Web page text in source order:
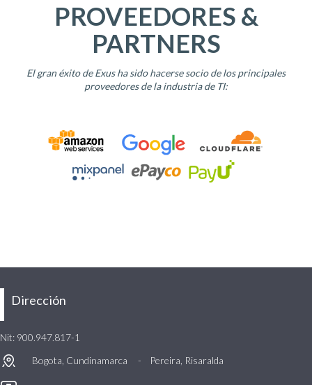
PROVEEDORES &
PARTNERS
El gran éxito de Exus ha sido hacerse socio de los principales
proveedores de la industria de TI:
Dirección
Nit: 900.947.817-1
Bogota, Cundinamarca -
Pereira, Risaralda